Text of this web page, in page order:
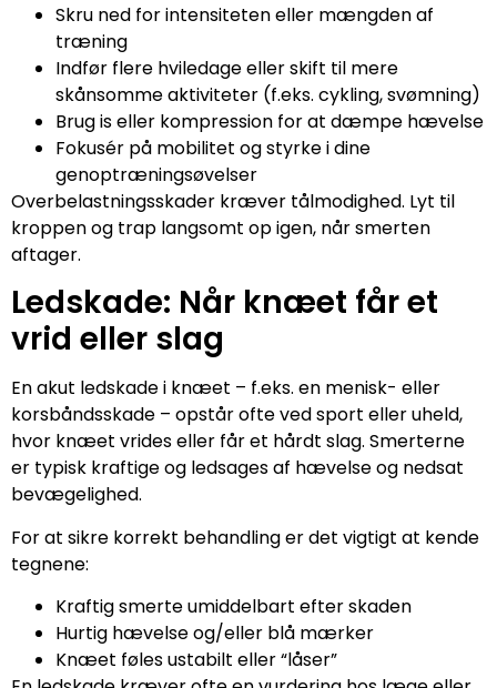
Skru ned for intensiteten eller mængden af
træning
Indfør flere hviledage eller skift til mere
skånsomme aktiviteter (f.eks. cykling, svømning)
Brug is eller kompression for at dæmpe hævelse
Fokusér på mobilitet og styrke i dine
genoptræningsøvelser
Overbelastningsskader kræver tålmodighed. Lyt til
kroppen og trap langsomt op igen, når smerten
aftager.
Ledskade: Når knæet får et
vrid eller slag
En akut ledskade i knæet – f.eks. en menisk- eller
korsbåndsskade – opstår ofte ved sport eller uheld,
hvor knæet vrides eller får et hårdt slag. Smerterne
er typisk kraftige og ledsages af hævelse og nedsat
bevægelighed.
For at sikre korrekt behandling er det vigtigt at kende
tegnene:
Kraftig smerte umiddelbart efter skaden
Hurtig hævelse og/eller blå mærker
Knæet føles ustabilt eller “låser”